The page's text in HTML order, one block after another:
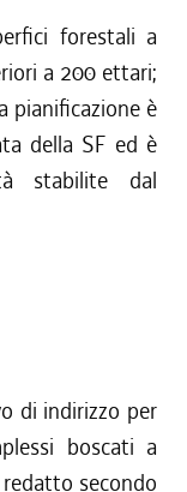
forestali a
a 200 ettari;
pianificazione è
della SF ed è
stabilite dal
di indirizzo per
boscati a
redatto secondo